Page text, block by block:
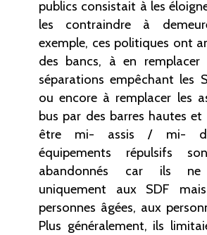
publics consistait à les
les contraindre à
exemple, ces politiques ont
des bancs, à en remplacer
séparations empêchant les
ou encore à remplacer les
bus par des barres hautes
être mi- assis / mi-
équipements répulsifs
abandonnés car ils ne
uniquement aux SDF
personnes âgées, aux
Plus généralement, ils